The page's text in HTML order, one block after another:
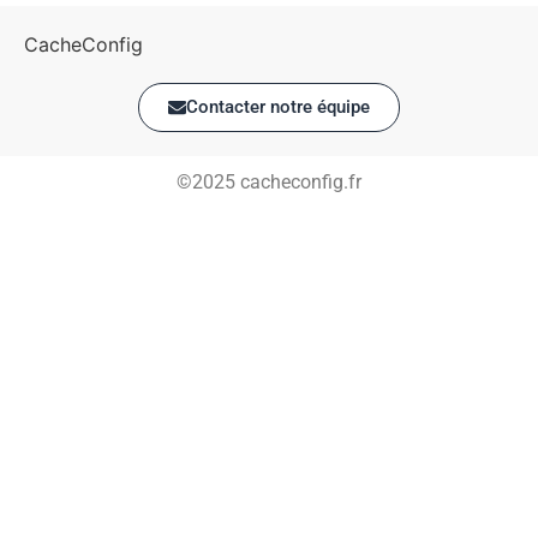
CacheConfig
Contacter notre équipe
©2025 cacheconfig.fr